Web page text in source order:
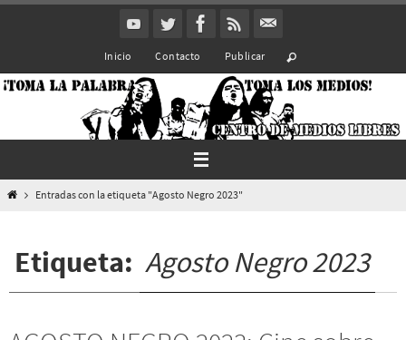
Inicio Contacto Publicar
InicioEntradas con la etiqueta "Agosto Negro 2023"
Etiqueta: Agosto Negro 2023